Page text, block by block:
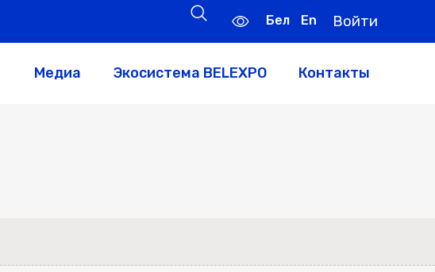
Бел En Войти
Медиа Экосистема BELEXPO Контакты